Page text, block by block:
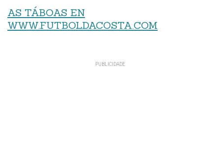
AS TÁBOAS EN
WWW.FUTBOLDACOSTA.COM